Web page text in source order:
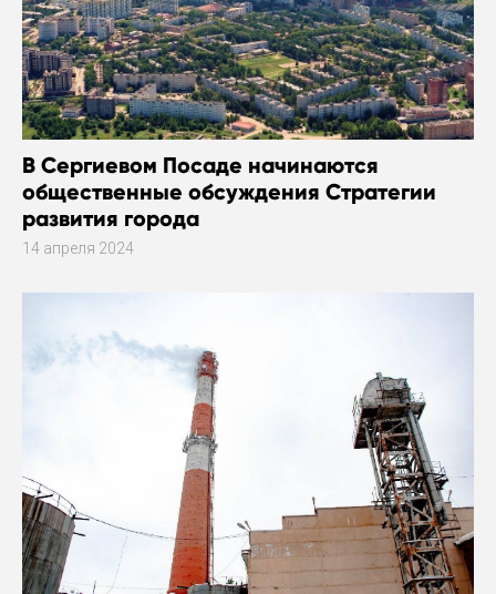
В Сергиевом Посаде начинаются
общественные обсуждения Стратегии
развития города
14 апреля 2024